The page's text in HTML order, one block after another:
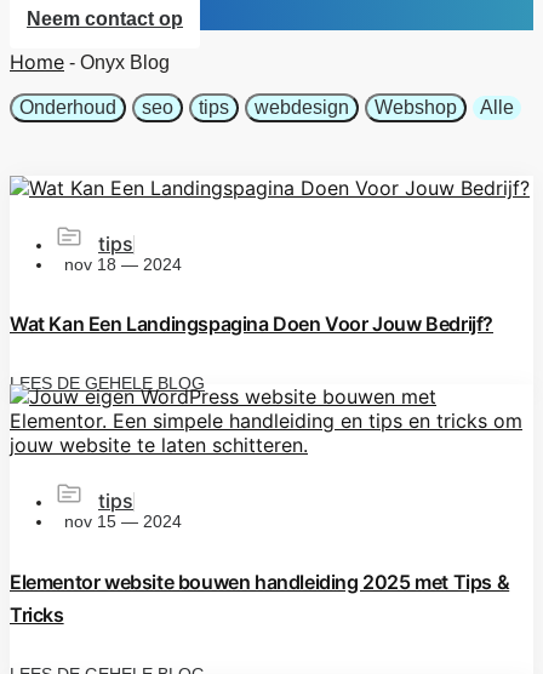
Neem contact op
Home - Onyx Blog
Onderhoud seo tips webdesign Webshop Alle
tips
nov 18 — 2024
Wat Kan Een Landingspagina Doen Voor Jouw Bedrijf?
LEES DE GEHELE BLOG
tips
nov 15 — 2024
Elementor website bouwen handleiding 2025 met Tips &
Tricks